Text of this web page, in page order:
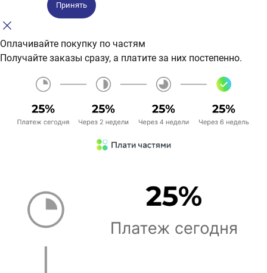
Принять
Оплачивайте покупку по частям
Получайте заказы сразу, а платите за них постепенно.